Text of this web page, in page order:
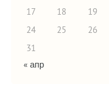
17
18 19
24
25 26
31
« апр